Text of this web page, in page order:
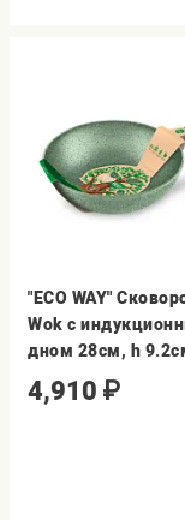
"ECO WAY"
Wok с
дном 28см, h
4,910 ₽